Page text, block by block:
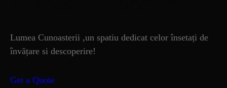
Lumea Cunoasterii ,un spatiu dedicat celor însetați de
învățare si descoperire!
Get a Quote